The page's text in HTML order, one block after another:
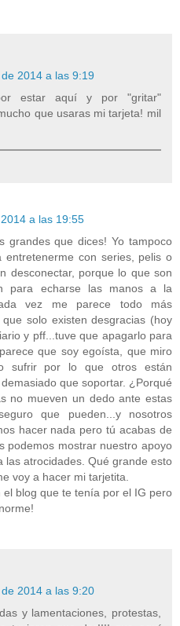
2014 a las 9:19
estar aquí y por "gritar"
que usaras mi tarjeta! mil
a las 19:55
grandes que dices! Yo tampoco
entretenerme con series, pelis o
desconectar, porque lo que son
para echarse las manos a la
vez me parece todo más
solo existen desgracias (hoy
y pff...tuve que apagarlo para
que soy egoísta, que miro
sufrir por lo que otros están
que soportar. ¿Porqué
no mueven un dedo ante estas
que pueden...y nosotros
hacer nada pero tú acabas de
podemos mostrar nuestro apoyo
las atrocidades. Qué grande esto
voy a hacer mi tarjetita.
blog que te tenía por el IG pero
2014 a las 9:20
y lamentaciones, protestas,